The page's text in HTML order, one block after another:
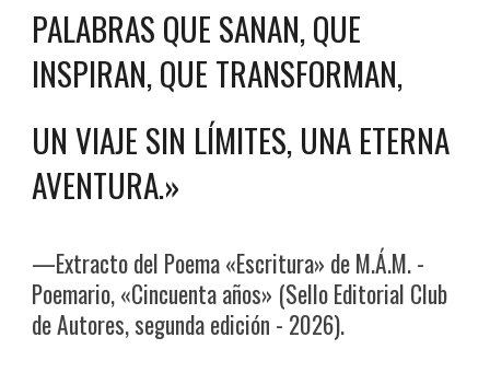
PALABRAS QUE SANAN, QUE
INSPIRAN, QUE TRANSFORMAN,
UN VIAJE SIN LÍMITES, UNA ETERNA
AVENTURA.»
—Extracto del Poema «Escritura» de M.Á.M. -
Poemario, «Cincuenta años» (Sello Editorial Club
de Autores, segunda edición - 2026).